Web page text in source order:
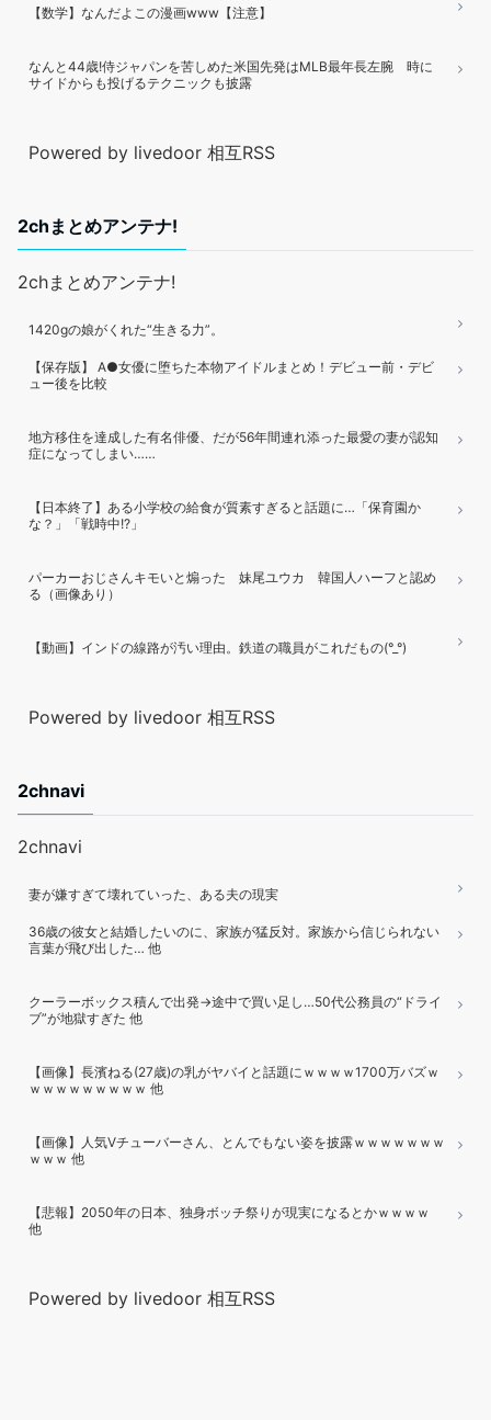
【数学】なんだよこの漫画www【注意】
なんと44歳!侍ジャパンを苦しめた米国先発はMLB最年長左腕 時に
サイドからも投げるテクニックも披露
Powered by livedoor 相互RSS
2chまとめアンテナ!
2chまとめアンテナ!
1420gの娘がくれた“生きる力”。
【保存版】 A●女優に堕ちた本物アイドルまとめ！デビュー前・デビ
ュー後を比較
地方移住を達成した有名俳優、だが56年間連れ添った最愛の妻が認知
症になってしまい……
【日本終了】ある小学校の給食が質素すぎると話題に…「保育園か
な？」「戦時中!?」
パーカーおじさんキモいと煽った 妹尾ユウカ 韓国人ハーフと認め
る（画像あり）
【動画】インドの線路が汚い理由。鉄道の職員がこれだもの(°_°)
Powered by livedoor 相互RSS
2chnavi
2chnavi
妻が嫌すぎて壊れていった、ある夫の現実
36歳の彼女と結婚したいのに、家族が猛反対。家族から信じられない
言葉が飛び出した… 他
クーラーボックス積んで出発→途中で買い足し…50代公務員の“ドライ
ブ”が地獄すぎた 他
【画像】長濱ねる(27歳)の乳がヤバイと話題にｗｗｗｗ1700万バズｗ
ｗｗｗｗｗｗｗｗｗ 他
【画像】人気Vチューバーさん、とんでもない姿を披露ｗｗｗｗｗｗｗ
ｗｗｗ 他
【悲報】2050年の日本、独身ボッチ祭りが現実になるとかｗｗｗｗ
他
Powered by livedoor 相互RSS